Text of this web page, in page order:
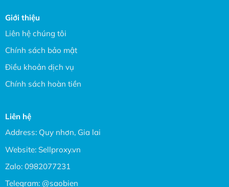
Giới thiệu
Liên hệ chúng tôi
Chính sách bảo mật
Điều khoản dịch vụ
Chính sách hoàn tiền
Liên hệ
Address: Quy nhơn, Gia lai
Website: Sellproxy.vn
Zalo: 0982077231
Telegram: @saobien